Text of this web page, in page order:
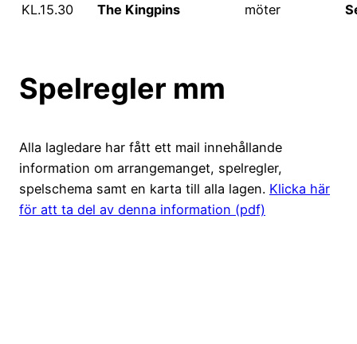
KL.15.30 The Kingpins möter
Spelregler mm
Alla lagledare har fått ett mail innehållande
information om arrangemanget, spelregler,
spelschema samt en karta till alla lagen. Klicka här
för att ta del av denna information (pdf)